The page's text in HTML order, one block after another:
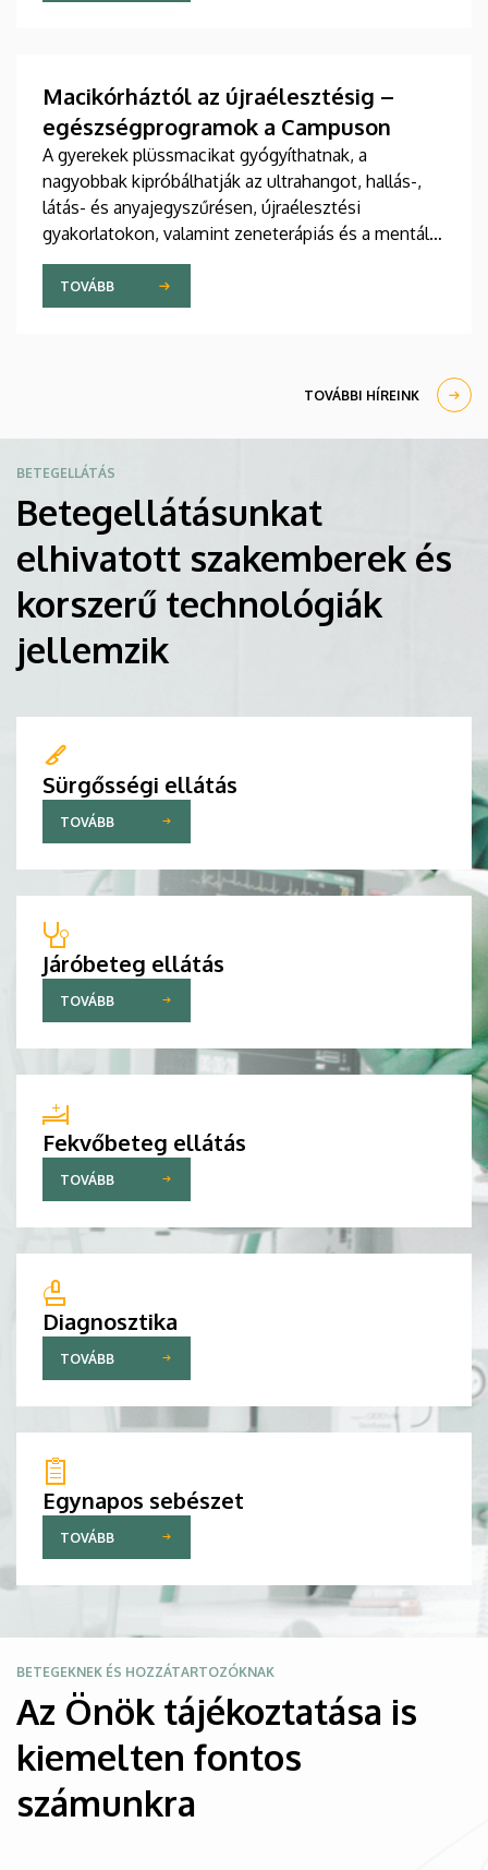
jelent meg tanulmány a világ egyik legrangosabb
szerzője a Debreceni Egyetem egyetemi tanára.
Macikórháztól az újraélesztésig –
egészségprogramok a Campuson
A gyerekek plüssmacikat gyógyíthatnak, a
nagyobbak kipróbálhatják az ultrahangot, hallás-,
látás- és anyajegyszűrésen, újraélesztési
gyakorlatokon, valamint zeneterápiás és a mentális
egészséget támogató prevenciós foglalkozásokon
is részt vehetnek a július 22-én kezdődő Campus
Fesztiválon. A Debreceni Egyetem Klinikai
Egyetem téren felállított faházaknál, illetve a
Központban.
TOVÁBB
TOVÁBBI HÍREINK
BETEGELLÁTÁS
Betegellátásunkat
elhivatott szakemberek és
korszerű technológiák
jellemzik
Sürgősségi ellátás
TOVÁBB
Járóbeteg ellátás
TOVÁBB
Fekvőbeteg ellátás
TOVÁBB
Diagnosztika
TOVÁBB
Egynapos sebészet
TOVÁBB
BETEGEKNEK ÉS HOZZÁTARTOZÓKNAK
Az Önök tájékoztatása is
kiemelten fontos
számunkra